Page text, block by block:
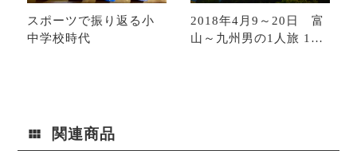
スポーツで振り返る小
中学校時代
2018年4月9～20日 富
山～九州男の1人旅 12
関連商品